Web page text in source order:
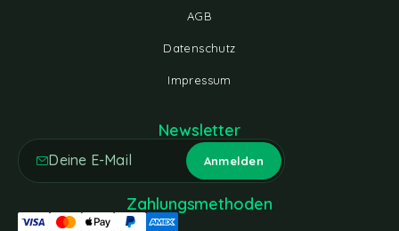
AGB
Datenschutz
Impressum
Newsletter
Zahlungsmethoden